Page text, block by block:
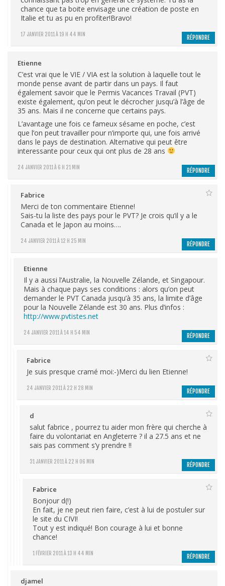
17 JANVIER 2011 À 19 H 44 MIN
chance que ta boite envisage une création de poste en
Italie et tu as pu en profiter!Bravo!
RÉPONDRE
Etienne
24 JANVIER 2011 À 6 H 21 MIN
C’est vrai que le VIE / VIA est la solution à laquelle tout le
monde pense avant de partir dans un pays. Il faut
également savoir que le Permis Vacances Travail (PVT)
existe également, qu’on peut le décrocher jusqu’à l’âge de
35 ans. Mais il ne concerne que certains pays.
L’avantage une fois ce fameux sésame en poche, c’est
que l’on peut travailler pour n’importe qui, une fois arrivé
dans le pays de destination. Alternative qui peut être
interessante pour ceux qui ont plus de 28 ans
RÉPONDRE
Fabrice
24 JANVIER 2011 À 12 H 25 MIN
Merci de ton commentaire Etienne!
Sais-tu la liste des pays pour le PVT? Je crois qu’il y a le
Canada et le Japon au moins….
RÉPONDRE
Etienne
24 JANVIER 2011 À 14 H 54 MIN
Il y a aussi l’Australie, la Nouvelle Zélande, et Singapour.
Mais à chaque pays ses conditions : alors qu’on peut
demander le PVT Canada jusqu’à 35 ans, la limite d’âge
pour la Nouvelle Zélande est 30 ans. Plus d’infos :
http://www.pvtistes.net
RÉPONDRE
Fabrice
24 JANVIER 2011 À 22 H 28 MIN
Je suis presque cramé moi:-)Merci du lien Etienne!
RÉPONDRE
d
31 JANVIER 2011 À 22 H 06 MIN
salut fabrice , pourrez tu aider mon frère qui cherche à
faire du volontariat en Angleterre ? il a 27.5 ans et ne
sais pas comment s’y prendre !!
RÉPONDRE
Fabrice
1 FÉVRIER 2011 À 13 H 44 MIN
Bonjour d(!)
En fait, je ne peut rien faire, c’est à lui de postuler sur
le site du CIVI!
Tout y est indiqué! Bon courage à lui et bonne
chance!
RÉPONDRE
djamel